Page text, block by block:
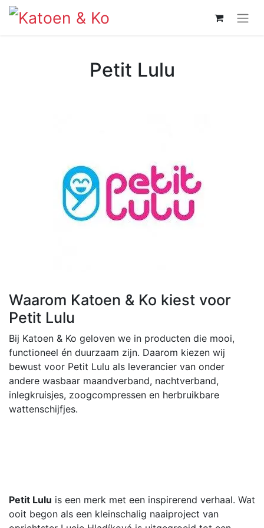
Petit Lulu
Waarom Katoen & Ko kiest voor
Petit Lulu
Bij Katoen & Ko geloven we in producten die mooi,
functioneel én duurzaam zijn. Daarom kiezen wij
bewust voor Petit Lulu als leverancier van onder
andere wasbaar maandverband, nachtverband,
inlegkruisjes, zoogcompressen en herbruikbare
wattenschijfjes.
Petit Lulu is een merk met een inspirerend verhaal. Wat
ooit begon als een kleinschalig naaiproject van